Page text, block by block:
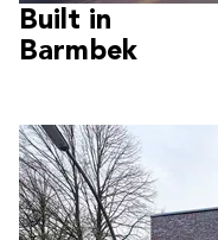
Built in
Barmbek